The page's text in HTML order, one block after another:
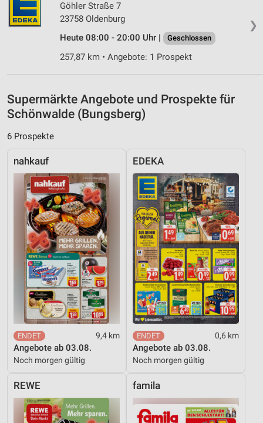
❯
Göhler Straße 7
23758 Oldenburg
Heute 08:00 - 20:00 Uhr |
Geschlossen
257,87 km • Angebote: 1 Prospekt
Supermärkte Angebote und Prospekte für
Schönwalde (Bungsberg)
6 Prospekte
nahkauf
9,4 km
Angebote ab 03.08.
Noch morgen gültig
EDEKA
0,6 km
Angebote ab 03.08.
Noch morgen gültig
REWE famila
Messung der Werbeleistung
Messung der Performance von Inhalten
Analyse von Zielgruppen durch Statistiken oder
Entwicklung und Verbesserung der Angebote
Verwendung reduzierter Daten zur Auswahl von
Inhalten
IAB-Besonderheiten:
Verwendung genauer Standortdaten
Geräte anhand von aktiv angeforderten
Informationen identifizieren
Nicht-IAB-Verarbeitungszwecke:
Notwendig
Performance
Funktional
Werbung